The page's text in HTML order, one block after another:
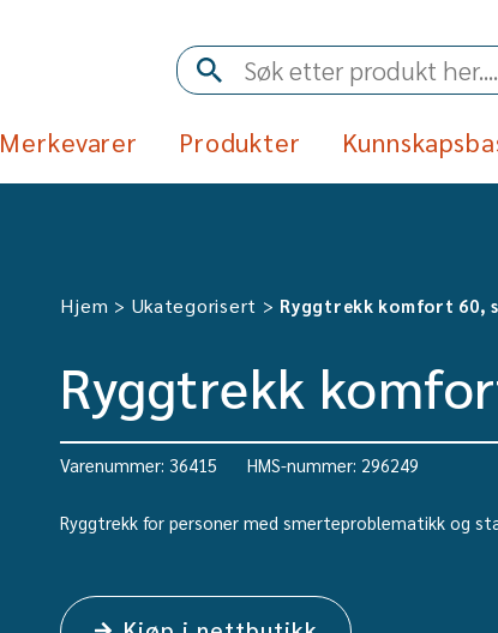
Merkevarer Produkter
Hjem > Ukategorisert > Ryggtrekk komfort 60,
Ryggtrekk
Varenummer: 36415 HMS-nummer: 296249
Ryggtrekk for personer med smerteproblematikk og